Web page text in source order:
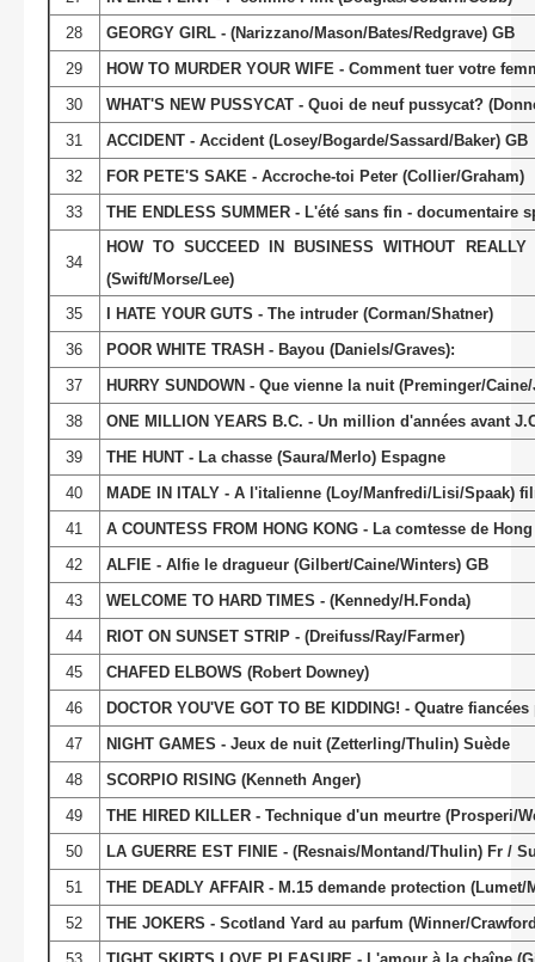
28
GEORGY GIRL - (Narizzano/Mason/Bates/Redgrave) GB
29
HOW TO MURDER YOUR WIFE - Comment tuer votre
30
WHAT'S NEW PUSSYCAT - Quoi de neuf pussycat?
31
ACCIDENT - Accident (Losey/Bogarde/Sassard/Baker) GB
32
FOR PETE'S SAKE - Accroche-toi Peter (Collier/Graham)
33
THE ENDLESS SUMMER - L'été sans fin - documentaire
34
HOW TO SUCCEED IN BUSINESS WITHOUT
(Swift/Morse/Lee)
35
I HATE YOUR GUTS - The intruder (Corman/Shatner)
36
POOR WHITE TRASH - Bayou (Daniels/Graves):
37
HURRY SUNDOWN - Que vienne la nuit (Preminger/
38
ONE MILLION YEARS B.C. - Un million d'années avant
39
THE HUNT - La chasse (Saura/Merlo) Espagne
40
MADE IN ITALY - A l'italienne (Loy/Manfredi/Lisi/Spaak)
41
A COUNTESS FROM HONG KONG - La comtesse de
42
ALFIE - Alfie le dragueur (Gilbert/Caine/Winters) GB
43
WELCOME TO HARD TIMES - (Kennedy/H.Fonda)
44
RIOT ON SUNSET STRIP - (Dreifuss/Ray/Farmer)
45
CHAFED ELBOWS (Robert Downey)
46
DOCTOR YOU'VE GOT TO BE KIDDING! - Quatre
47
NIGHT GAMES - Jeux de nuit (Zetterling/Thulin) Suède
48
SCORPIO RISING (Kenneth Anger)
49
THE HIRED KILLER - Technique d'un meurtre (Prosperi/
50
LA GUERRE EST FINIE - (Resnais/Montand/Thulin) Fr /
51
THE DEADLY AFFAIR - M.15 demande protection
52
THE JOKERS - Scotland Yard au parfum (Winner/